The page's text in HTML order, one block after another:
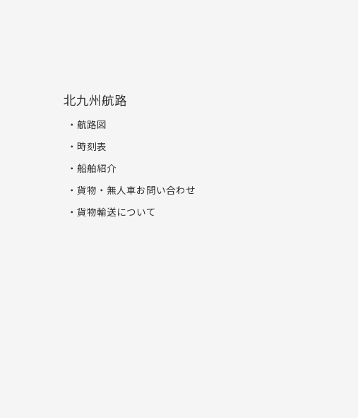
北九州航路
航路図
時刻表
船舶紹介
貨物・無人車お問い合わせ
貨物輸送について